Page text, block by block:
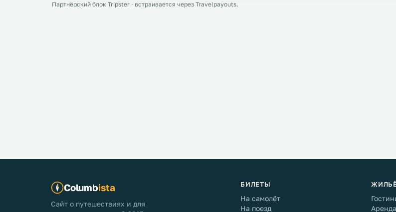
Партнёрский блок Tripster · встраивается через Travelpayouts.
Columbista
Сайт о путешествиях и для
БИЛЕТЫ
На самолёт
На поезд